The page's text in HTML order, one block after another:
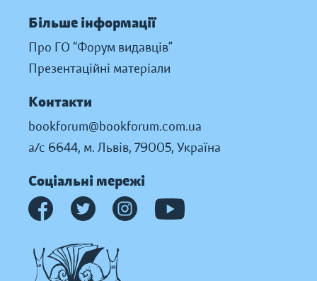
Більше інформації
Про ГО “Форум видавців”
Презентаційні матеріали
Контакти
bookforum@bookforum.com.ua
а/с 6644, м. Львів, 79005, Україна
Соціальні мережі